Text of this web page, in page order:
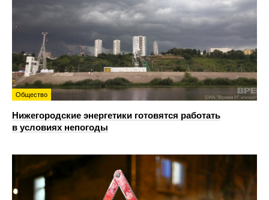
Общество
Нижегородские энергетики готовятся работать
в условиях непогоды